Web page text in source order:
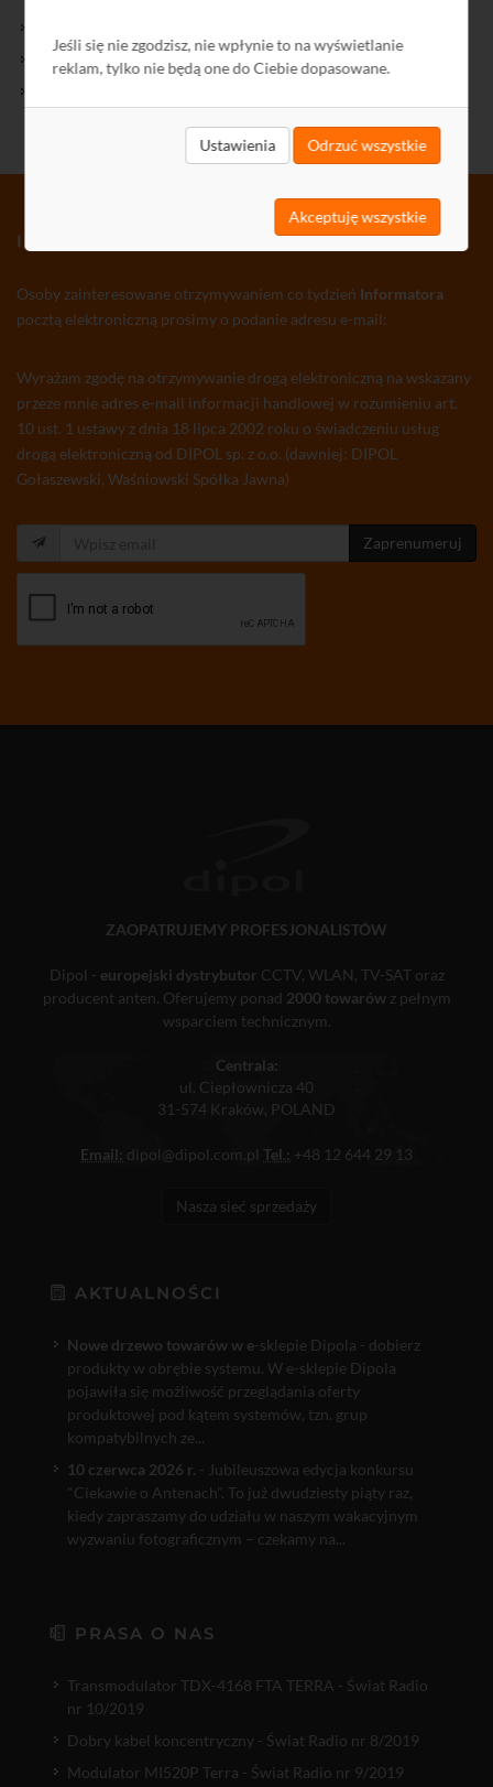
Jeśli się nie zgodzisz, nie wpłynie to na wyświetlanie
reklam, tylko nie będą one do Ciebie dopasowane.
Ustawienia Odrzuć wszystkie
Akceptuję wszystkie
Polityka Prywatności
INFORMATOR TV-SAT CCTV WLAN
Osoby zainteresowane otrzymywaniem co tydzień Informatora
pocztą elektroniczną prosimy o podanie adresu e-mail:
Wyrażam zgodę na otrzymywanie drogą elektroniczną na wskazany
przeze mnie adres e-mail informacji handlowej w rozumieniu art.
10 ust. 1 ustawy z dnia 18 lipca 2002 roku o świadczeniu usług
drogą elektroniczną od DIPOL sp. z o.o. (dawniej: DIPOL
Gołaszewski, Waśniowski Spółka Jawna)
Zaprenumeruj
ZAOPATRUJEMY PROFESJONALISTÓW
Dipol - europejski dystrybutor CCTV, WLAN, TV-SAT oraz
producent anten. Oferujemy ponad 2000 towarówz pełnym
wsparciem technicznym.
Centrala:
ul. Ciepłownicza 40
31-574 Kraków, POLAND
Email: dipol@dipol.com.pl Tel.: +48 12 644 29 13
Nasza sieć sprzedaży
AKTUALNOŚCI
Nowe drzewo towarów w e-sklepie Dipola - dobierz
produkty w obrębie systemu. W e-sklepie Dipola
pojawiła się możliwość przeglądania oferty
produktowej pod kątem systemów, tzn. grup
kompatybilnych ze...
10 czerwca 2026 r. - Jubileuszowa edycja konkursu
"Ciekawie o Antenach". To już dwudziesty piąty raz,
kiedy zapraszamy do udziału w naszym wakacyjnym
wyzwaniu fotograficznym – czekamy na...
PRASA O NAS
Transmodulator TDX-4168 FTA TERRA - Świat Radio
nr 10/2019
Dobry kabel koncentryczny - Świat Radio nr 8/2019
Modulator MI520P Terra - Świat Radio nr 9/2019